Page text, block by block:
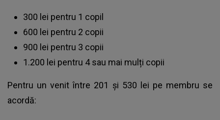
300 lei pentru 1 copil
600 lei pentru 2 copii
900 lei pentru 3 copii
1.200 lei pentru 4 sau mai mulți copii
Pentru un venit între 201 și 530 lei pe membru se
acordă: